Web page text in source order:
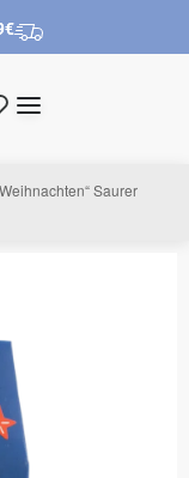
Saurer